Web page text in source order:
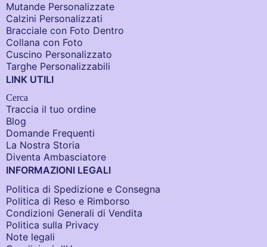
Mutande Personalizzate
Calzini Personalizzati
Bracciale con Foto Dentro​
Collana con Foto
Cuscino Personalizzato
Targhe Personalizzabili
LINK UTILI
Cerca
Traccia il tuo ordine
Blog
Domande Frequenti
La Nostra Storia
Diventa Ambasciatore
INFORMAZIONI LEGALI
Politica di Spedizione e Consegna
Politica di Reso e Rimborso
Condizioni Generali di Vendita
Politica sulla Privacy
Note legali